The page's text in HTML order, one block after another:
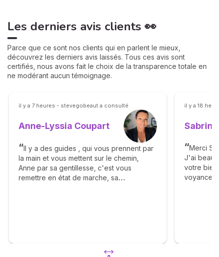
Les derniers avis clients 👀
Parce que ce sont nos clients qui en parlent le mieux,
découvrez les derniers avis laissés. Tous ces avis sont
certifiés, nous avons fait le choix de la transparence totale en
ne modérant aucun témoignage.
il y a 7 heures - stevegobeaut a consulté
Anne-Lyssia Coupart
Il y a des guides , qui vous prennent par
la main et vous mettent sur le chemin,
Anne par sa gentillesse, c'est vous
remettre en état de marche, sa
il y a 18
Merci
J'ai
votre
voyance.